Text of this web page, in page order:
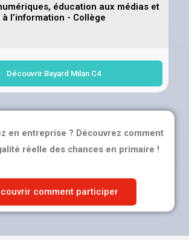
éducation aux médias et
à l’information - Collège
Découvrir Bayard Milan C4
en entreprise ? Découvrez comment
réelle des chances en primaire !
comment participer